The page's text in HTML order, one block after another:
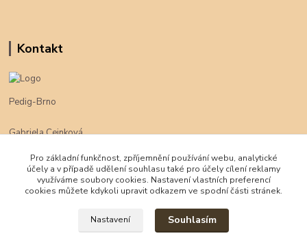
Kontakt
Pedig-Brno
Gabriela Cejnková
klimpe@klimpe.cz
Pro základní funkčnost, zpříjemnění používání webu, analytické
účely a v případě udělení souhlasu také pro účely cílení reklamy
využíváme soubory cookies. Nastavení vlastních preferencí
cookies můžete kdykoli upravit odkazem ve spodní části stránek.
Nastavení Souhlasím